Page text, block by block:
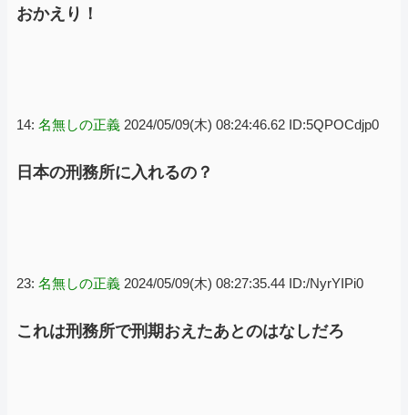
おかえり！
14: 名無しの正義 2024/05/09(木) 08:24:46.62 ID:5QPOCdjp0
日本の刑務所に入れるの？
23: 名無しの正義 2024/05/09(木) 08:27:35.44 ID:/NyrYIPi0
これは刑務所で刑期おえたあとのはなしだろ